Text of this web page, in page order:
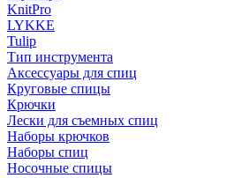
KnitPro
LYKKE
Tulip
Тип инструмента
Аксессуары для спиц
Круговые спицы
Крючки
Лески для съемных спиц
Наборы крючков
Наборы спиц
Носочные спицы